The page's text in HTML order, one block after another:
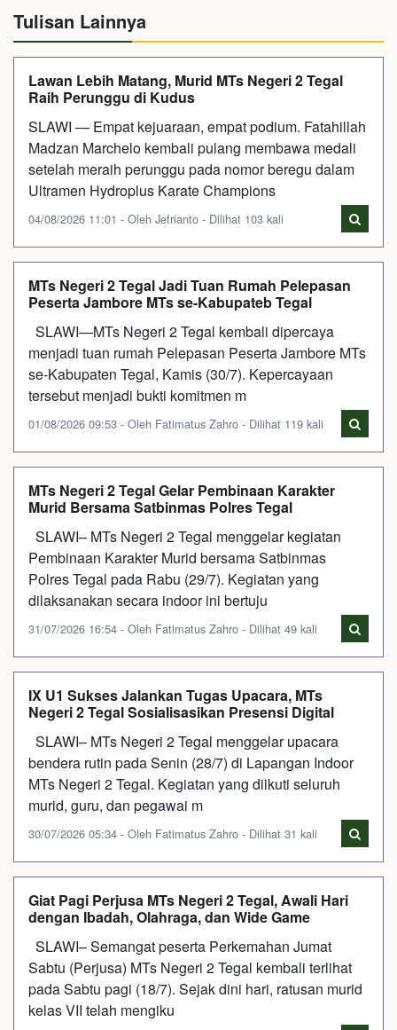
Tulisan Lainnya
Lawan Lebih Matang, Murid MTs Negeri 2 Tegal
Raih Perunggu di Kudus
SLAWI — Empat kejuaraan, empat podium. Fatahillah
Madzan Marchelo kembali pulang membawa medali
setelah meraih perunggu pada nomor beregu dalam
Ultramen Hydroplus Karate Champions
04/08/2026 11:01 - Oleh Jefrianto - Dilihat 103 kali
MTs Negeri 2 Tegal Jadi Tuan Rumah Pelepasan
Peserta Jambore MTs se-Kabupateb Tegal
SLAWI—MTs Negeri 2 Tegal kembali dipercaya
menjadi tuan rumah Pelepasan Peserta Jambore MTs
se-Kabupaten Tegal, Kamis (30/7). Kepercayaan
tersebut menjadi bukti komitmen m
01/08/2026 09:53 - Oleh Fatimatus Zahro - Dilihat 119 kali
MTs Negeri 2 Tegal Gelar Pembinaan Karakter
Murid Bersama Satbinmas Polres Tegal
SLAWI– MTs Negeri 2 Tegal menggelar kegiatan
Pembinaan Karakter Murid bersama Satbinmas
Polres Tegal pada Rabu (29/7). Kegiatan yang
dilaksanakan secara indoor ini bertuju
31/07/2026 16:54 - Oleh Fatimatus Zahro - Dilihat 49 kali
IX U1 Sukses Jalankan Tugas Upacara, MTs
Negeri 2 Tegal Sosialisasikan Presensi Digital
SLAWI– MTs Negeri 2 Tegal menggelar upacara
bendera rutin pada Senin (28/7) di Lapangan Indoor
MTs Negeri 2 Tegal. Kegiatan yang diikuti seluruh
murid, guru, dan pegawai m
30/07/2026 05:34 - Oleh Fatimatus Zahro - Dilihat 31 kali
Giat Pagi Perjusa MTs Negeri 2 Tegal, Awali Hari
dengan Ibadah, Olahraga, dan Wide Game
SLAWI– Semangat peserta Perkemahan Jumat
Sabtu (Perjusa) MTs Negeri 2 Tegal kembali terlihat
pada Sabtu pagi (18/7). Sejak dini hari, ratusan murid
kelas VII telah mengiku